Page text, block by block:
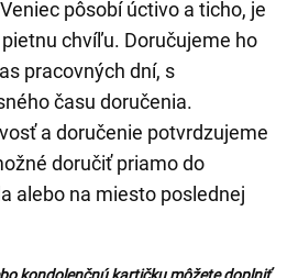
pôsobí úctivo a ticho, je
chvíľu. Doručujeme ho
pracovných dní, s
času doručenia.
a doručenie potvrdzujeme
doručiť priamo do
alebo na miesto poslednej